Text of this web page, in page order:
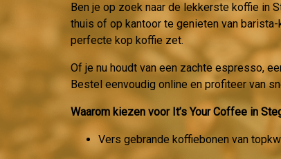
Ben je op zoek naar de lekkerste koffie in
thuis of op kantoor te genieten van
perfecte kop koffie zet.
Of je nu houdt van een zachte espresso,
Bestel eenvoudig online en profiteer van
Waarom kiezen voor It’s Your Coffee in
Vers gebrande koffiebonen van